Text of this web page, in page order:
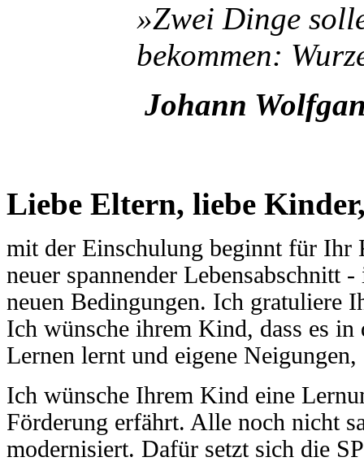
»Zwei Dinge
bekommen:
Johann
Liebe Eltern, liebe
mit der Einschulung beginnt für Ihr
neuer spannender Lebensabschnitt
neuen Bedingungen. Ich gratuliere
Ich wünsche ihrem Kind, dass es in
Lernen lernt und eigene
Ich wünsche Ihrem Kind eine
Förderung erfährt. Alle noch nicht
modernisiert. Dafür setzt sich die